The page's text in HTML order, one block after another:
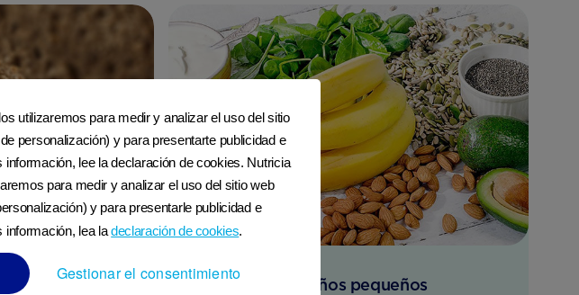
Vitamina D en niños pequeños
utilizaremos para medir y analizar el uso del sitio
personalización) y para presentarte publicidad e
lee la declaración de cookies. Nutricia
para medir y analizar el uso del sitio web
y para presentarle publicidad e
información, lea ladeclaración de cookies.
Gestionar el consentimiento